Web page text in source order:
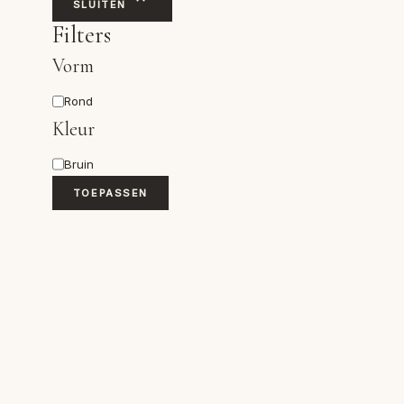
SLUITEN
Filters
Vorm
Vorm
Rond
Kleur
KleurBruin
TOEPASSEN